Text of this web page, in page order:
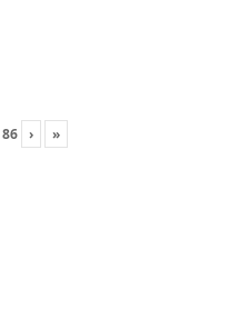
86 › »